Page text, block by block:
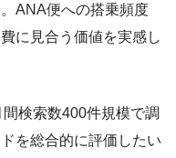
ANA便への搭乗頻度
に見合う価値を実感し
間検索数400件規模で調
を総合的に評価したい